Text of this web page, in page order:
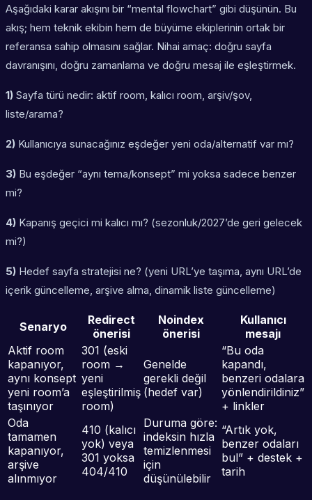
Aşağıdaki karar akışını bir “mental flowchart” gibi düşünün. Bu
akış; hem teknik ekibin hem de büyüme ekiplerinin ortak bir
referansa sahip olmasını sağlar. Nihai amaç: doğru sayfa
davranışını, doğru zamanlama ve doğru mesaj ile eşleştirmek.
1) Sayfa türü nedir: aktif room, kalıcı room, arşiv/şov,
liste/arama?
2) Kullanıcıya sunacağınız eşdeğer yeni oda/alternatif var mı?
3) Bu eşdeğer “aynı tema/konsept” mi yoksa sadece benzer
mi?
4) Kapanış geçici mi kalıcı mı? (sezonluk/2027’de geri gelecek
mi?)
5) Hedef sayfa stratejisi ne? (yeni URL’ye taşıma, aynı URL’de
içerik güncelleme, arşive alma, dinamik liste güncelleme)
Senaryo
Redirect
önerisi
Noindex
önerisi
Kullanıcı
mesajı
Aktif room
kapanıyor,
aynı konsept
yeni room’a
taşınıyor
301 (eski
room →
yeni
eşleştirilmiş
room)
Genelde
gerekli değil
(hedef var)
“Bu oda
kapandı,
benzeri odalara
yönlendirildiniz”
+ linkler
Oda
tamamen
kapanıyor,
arşive
alınmıyor
410 (kalıcı
yok) veya
301 yoksa
404/410
Duruma göre:
indeksin hızla
temizlenmesi
için
düşünülebilir
“Artık yok,
benzer odaları
bul” + destek +
tarih